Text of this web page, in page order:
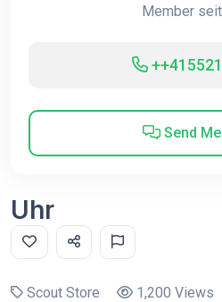
Member
Send
Uhr
Scout Store 1,200 Views